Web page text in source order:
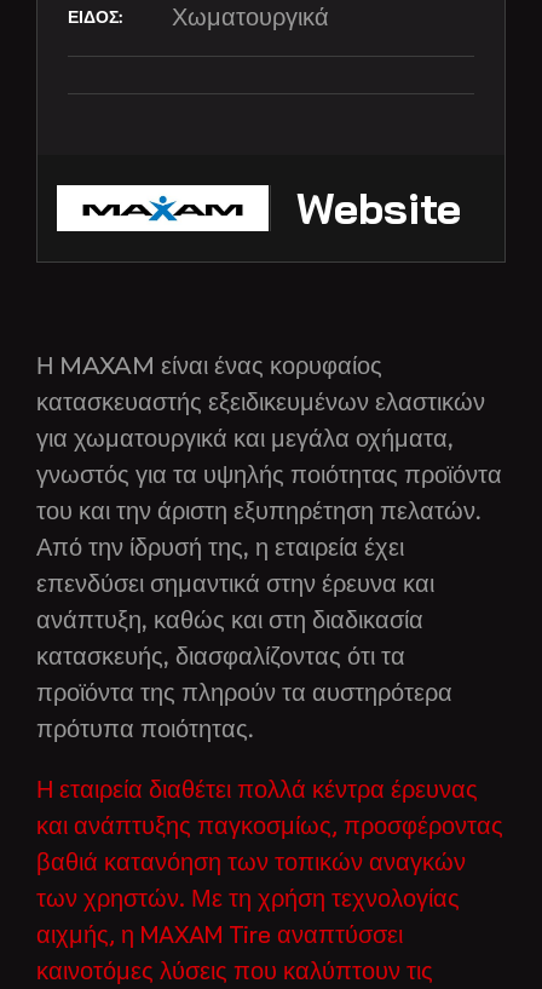
Χωματουργικά
Website
Η MAXAM είναι ένας κορυφαίος
κατασκευαστής εξειδικευμένων ελαστικών
για χωματουργικά και μεγάλα οχήματα,
γνωστός για τα υψηλής ποιότητας προϊόντα
του και την άριστη εξυπηρέτηση πελατών.
Από την ίδρυσή της, η εταιρεία έχει
επενδύσει σημαντικά στην έρευνα και
ανάπτυξη, καθώς και στη διαδικασία
κατασκευής, διασφαλίζοντας ότι τα
προϊόντα της πληρούν τα αυστηρότερα
πρότυπα ποιότητας.
Η εταιρεία διαθέτει πολλά κέντρα έρευνας
και ανάπτυξης παγκοσμίως, προσφέροντας
βαθιά κατανόηση των τοπικών αναγκών
των χρηστών. Με τη χρήση τεχνολογίας
αιχμής, η MAXAM Tire αναπτύσσει
καινοτόμες λύσεις που καλύπτουν τις